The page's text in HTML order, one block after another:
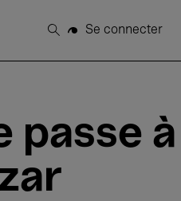
Rechercher
Se connecter
passe à